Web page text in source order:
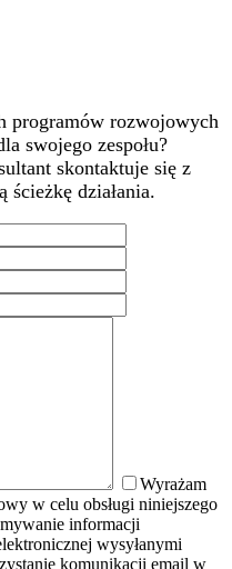
programów rozwojowych
swojego zespołu?
skontaktuje się z
ścieżkę działania.
Wyrażam
w celu obsługi niniejszego
informacji
wysyłanymi
komunikacji email w